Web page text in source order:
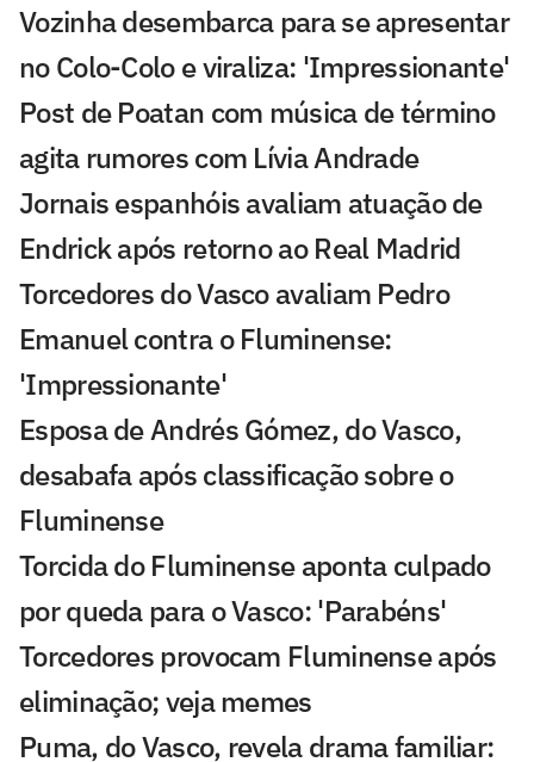
Vozinha desembarca para se apresentar
no Colo-Colo e viraliza: 'Impressionante'
Post de Poatan com música de término
agita rumores com Lívia Andrade
Jornais espanhóis avaliam atuação de
Endrick após retorno ao Real Madrid
Torcedores do Vasco avaliam Pedro
Emanuel contra o Fluminense:
'Impressionante'
Esposa de Andrés Gómez, do Vasco,
desabafa após classificação sobre o
Fluminense
Torcida do Fluminense aponta culpado
por queda para o Vasco: 'Parabéns'
Torcedores provocam Fluminense após
eliminação; veja memes
Puma, do Vasco, revela drama familiar: